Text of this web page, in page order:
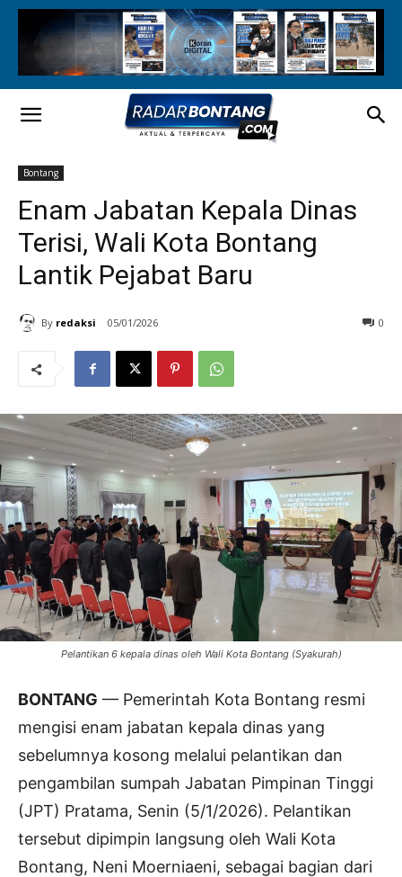
Bontang
Enam Jabatan Kepala Dinas
Terisi, Wali Kota Bontang
Lantik Pejabat Baru
By redaksi 05/01/2026 0
Pelantikan 6 kepala dinas oleh Wali Kota Bontang (Syakurah)
BONTANG — Pemerintah Kota Bontang resmi
mengisi enam jabatan kepala dinas yang
sebelumnya kosong melalui pelantikan dan
pengambilan sumpah Jabatan Pimpinan Tinggi
(JPT) Pratama, Senin (5/1/2026). Pelantikan
tersebut dipimpin langsung oleh Wali Kota
Bontang, Neni Moerniaeni, sebagai bagian dari